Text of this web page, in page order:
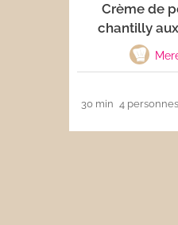
Crème de
chantilly
30 min 4 personnes